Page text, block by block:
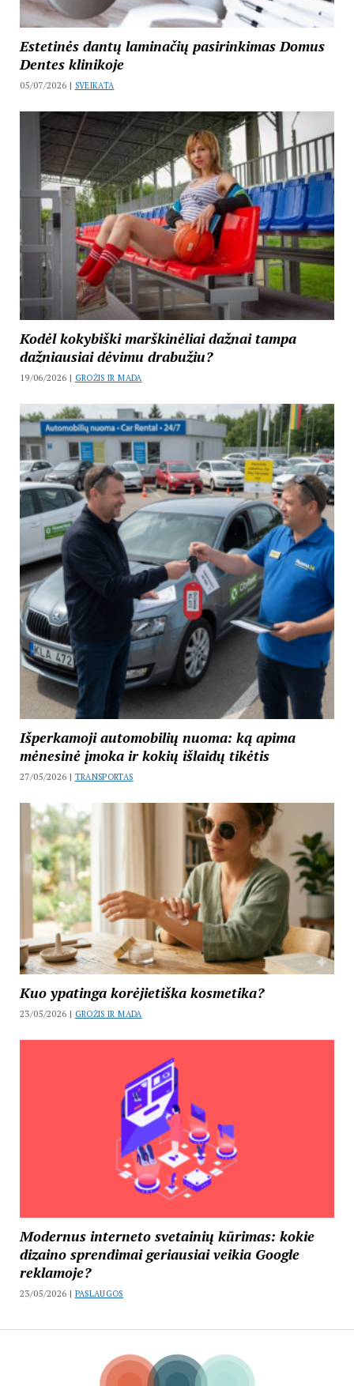
Estetinės dantų laminačių pasirinkimas Domus
Dentes klinikoje
05/07/2026 | SVEIKATA
Kodėl kokybiški marškinėliai dažnai tampa
dažniausiai dėvimu drabužiu?
19/06/2026 | GROŽIS IR MADA
Išperkamoji automobilių nuoma: ką apima
mėnesinė įmoka ir kokių išlaidų tikėtis
27/05/2026 | TRANSPORTAS
Kuo ypatinga korėjietiška kosmetika?
23/05/2026 | GROŽIS IR MADA
Modernus interneto svetainių kūrimas: kokie
dizaino sprendimai geriausiai veikia Google
reklamoje?
23/05/2026 | PASLAUGOS